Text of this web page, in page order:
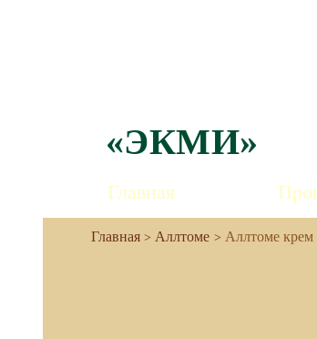
«ЭКМИ»
Главная
Аллтоме Аллтоме крем